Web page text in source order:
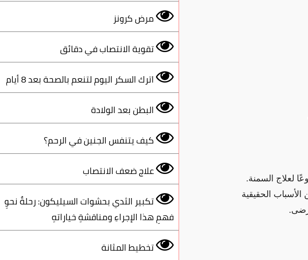
مرض كرونز
تقوية الانتصاب في دقائق
اترك السكر اليوم لتنعم بالصحة بعد 8 أيام
البطن بعد الولادة
كيف يتنفس الجنين في الرحم؟
علاج ضعف الانتصاب
تكبير الثدي بحشوات السيليكون: رحلةٌ نحوِ
فهمِ هذا الإجراءِ ومناقشةِ خياراتهِ
تخطيط المثانة